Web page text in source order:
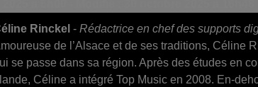
Rinckel - Rédactrice en chef des supports
de l’Alsace et de ses traditions, Céline
se passe dans sa région. Après des études en
Céline a intégré Top Music en 2008. En-